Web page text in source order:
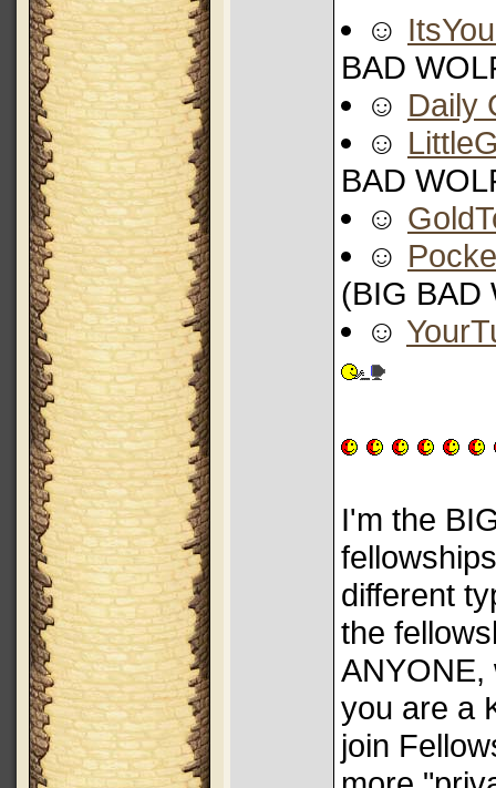
☺
BAD
☺ Daily
☺
BAD
☺
☺
(BIG BAD
☺
I'm the
different
the
ANYONE,
you are a
join